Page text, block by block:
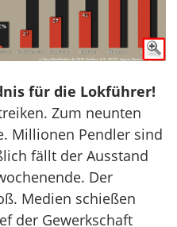
für die Lokführer!
Zum neunten
Millionen Pendler sind
fällt der Ausstand
Der
Medien schießen
der Gewerkschaft